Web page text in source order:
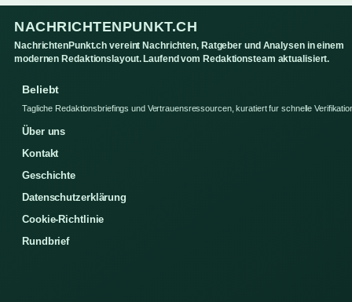
NACHRICHTENPUNKT.CH
NachrichtenPunkt.ch vereint Nachrichten, Ratgeber und Analysen in einem
modernen Redaktionslayout. Laufend vom Redaktionsteam aktualisiert.
Beliebt
Tagliche Redaktionsbriefings und Vertrauensressourcen, kuratiert fur schnelle
Über uns
Kontakt
Geschichte
Datenschutzerklärung
Cookie-Richtlinie
Rundbrief